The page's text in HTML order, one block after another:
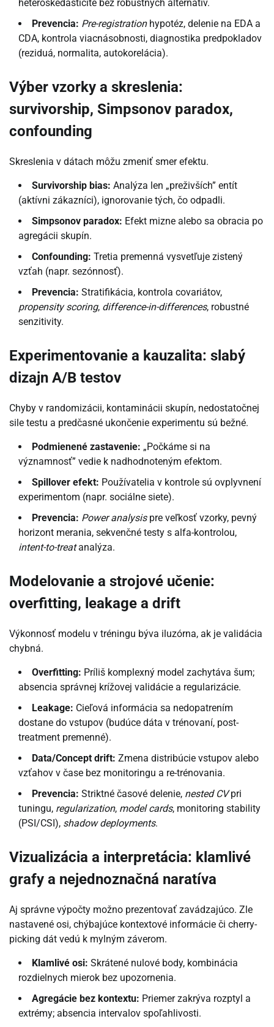
heteroskedasticite bez robustných alternatív.
Prevencia: Pre-registrationhypotéz, delenie na EDA a
CDA, kontrola viacnásobnosti, diagnostika predpokladov
(reziduá, normalita, autokorelácia).
Výber vzorky a skreslenia:
survivorship, Simpsonov paradox,
confounding
Skreslenia v dátach môžu zmeniť smer efektu.
Survivorship bias: Analýza len „preživších” entít
(aktívni zákazníci), ignorovanie tých, čo odpadli.
Simpsonov paradox: Efekt mizne alebo sa obracia po
agregácii skupín.
Confounding: Tretia premenná vysvetľuje zistený
vzťah (napr. sezónnosť).
Prevencia: Stratifikácia, kontrola covariátov,
propensity scoring, difference-in-differences, robustné
senzitivity.
Experimentovanie a kauzalita: slabý
dizajn A/B testov
Chyby v randomizácii, kontaminácii skupín, nedostatočnej
sile testu a predčasné ukončenie experimentu sú bežné.
Podmienené zastavenie: „Počkáme si na
významnosť” vedie k nadhodnoteným efektom.
Spillover efekt: Používatelia v kontrole sú ovplyvnení
experimentom (napr. sociálne siete).
Prevencia: Power analysispre veľkosť vzorky, pevný
horizont merania, sekvenčné testy s alfa-kontrolou,
intent-to-treatanalýza.
Modelovanie a strojové učenie:
overfitting, leakage a drift
Výkonnosť modelu v tréningu býva iluzórna, ak je validácia
chybná.
Overfitting: Príliš komplexný model zachytáva šum;
absencia správnej krížovej validácie a regularizácie.
Leakage: Cieľová informácia sa nedopatrením
dostane do vstupov (budúce dáta v trénovaní, post-
treatment premenné).
Data/Concept drift: Zmena distribúcie vstupov alebo
vzťahov v čase bez monitoringu a re-trénovania.
Prevencia: Striktné časové delenie, nested CVpri
tuningu, regularization, model cards, monitoring stability
(PSI/CSI), shadow deployments.
Vizualizácia a interpretácia: klamlivé
grafy a nejednoznačná naratíva
Aj správne výpočty možno prezentovať zavádzajúco. Zle
nastavené osi, chýbajúce kontextové informácie či cherry-
picking dát vedú k mylným záverom.
Klamlivé osi: Skrátené nulové body, kombinácia
rozdielnych mierok bez upozornenia.
Agregácie bez kontextu: Priemer zakrýva rozptyl a
extrémy; absencia intervalov spoľahlivosti.